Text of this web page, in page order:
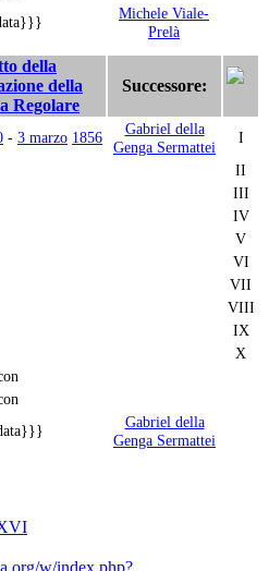
Michele Viale-
Prelà
della
della
Regolare
Successore:
- 3 marzo 1856
Gabriel della
Genga Sermattei
I
II
III
IV
V
VI
VII
VIII
IX
X
Gabriel della
Genga Sermattei
w/index.php?